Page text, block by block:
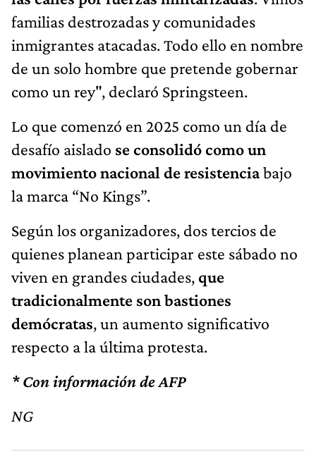
familias destrozadas y comunidades
inmigrantes atacadas. Todo ello en nombre
de un solo hombre que pretende gobernar
como un rey", declaró Springsteen.
Lo que comenzó en 2025 como un día de
desafío aislado se consolidó como un
movimiento nacional de resistenciabajo
la marca “No Kings”.
Según los organizadores, dos tercios de
quienes planean participar este sábado no
viven en grandes ciudades, que
tradicionalmente son bastiones
demócratas, un aumento significativo
respecto a la última protesta.
* Con información de AFP
NG